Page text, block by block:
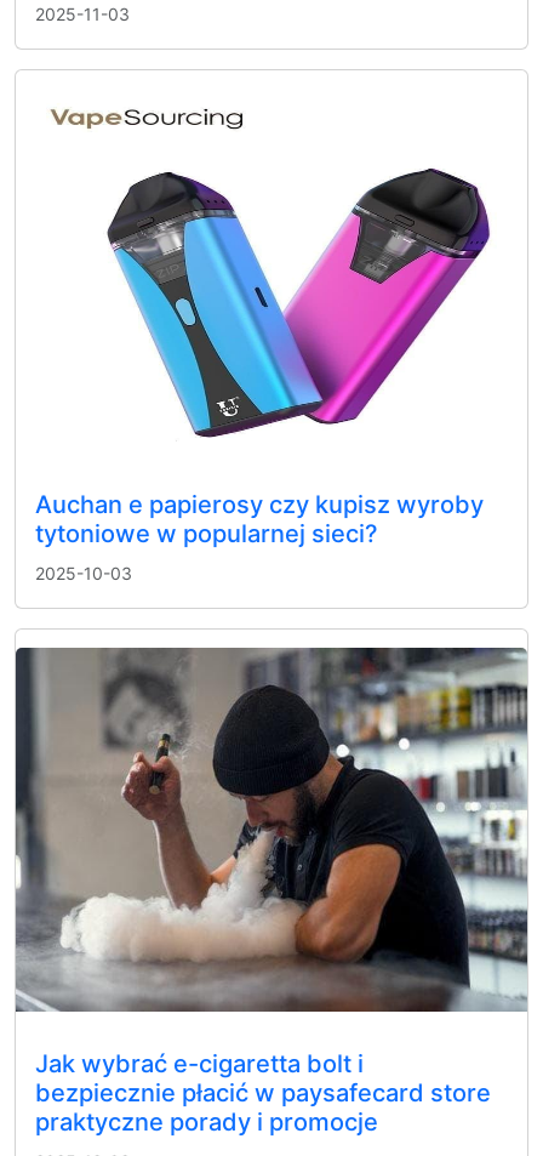
2025-11-03
Auchan e papierosy czy kupisz wyroby
tytoniowe w popularnej sieci?
2025-10-03
Jak wybrać e-cigaretta bolt i
bezpiecznie płacić w paysafecard store
praktyczne porady i promocje